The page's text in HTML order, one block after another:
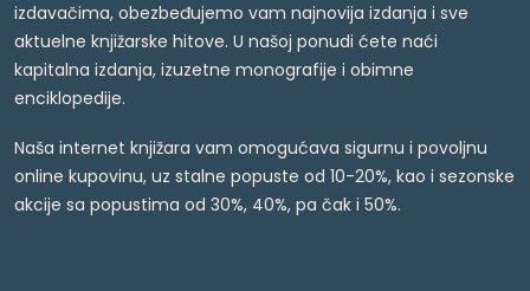
izdavačima, obezbeđujemo vam najnovija izdanja i sve
aktuelne knjižarske hitove. U našoj ponudi ćete naći
kapitalna izdanja, izuzetne monografije i obimne
enciklopedije.
Naša internet knjižara vam omogućava sigurnu i povoljnu
online kupovinu, uz stalne popuste od 10-20%, kao i sezonske
akcije sa popustima od 30%, 40%, pa čak i 50%.